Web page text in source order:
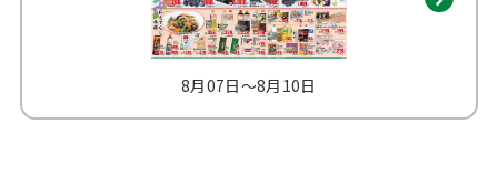
8月07日～8月10日